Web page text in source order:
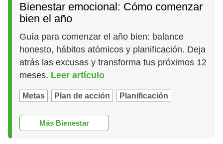
Bienestar emocional: Cómo comenzar
bien el año
Guía para comenzar el año bien: balance
honesto, hábitos atómicos y planificación. Deja
atrás las excusas y transforma tus próximos 12
meses. Leer artículo
Metas Plan de acción Planificación
Más Bienestar